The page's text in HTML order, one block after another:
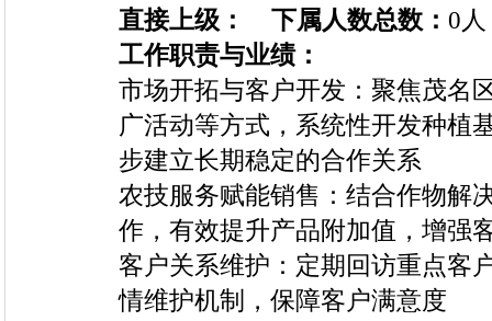
直接上级：
下属人数总数： 0人
工作职责与业绩：
市场开拓与客户开发：聚焦茂名
广活动等方式，系统性开发种植
步建立长期稳定的合作关系
农技服务赋能销售：结合作物解
作，有效提升产品附加值，增强
客户关系维护：定期回访重点客
情维护机制，保障客户满意度